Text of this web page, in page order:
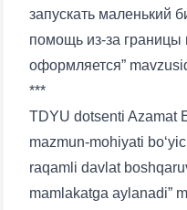
запускать маленький
помощь из-за границы
оформляется”
***
TDYU dotsenti Azamat
mazmun-mohiyati
raqamli davlat
mamlakatga aylanadi”